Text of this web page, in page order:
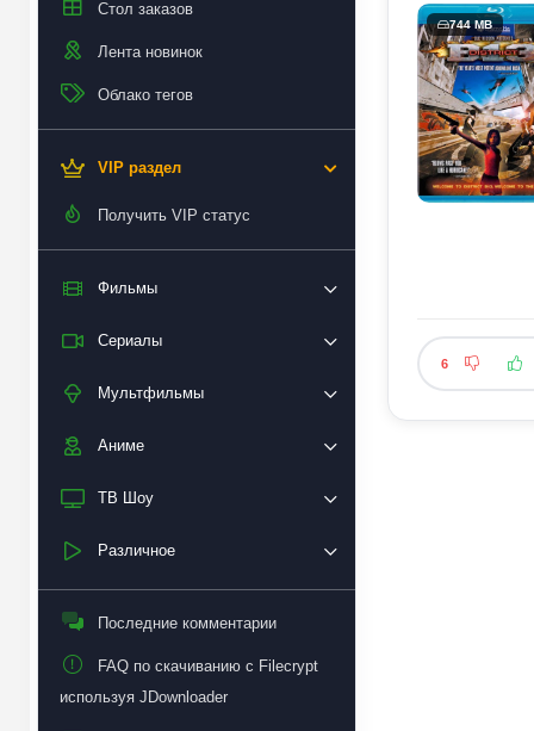
Стол заказов
Лента новинок
Облако тегов
VIP раздел
Получить VIP статус
Фильмы
Сериалы
Мультфильмы
Аниме
ТВ Шоу
Различное
Последние комментарии
FAQ по скачиванию с Filecrypt
используя JDownloader
744 MB
6